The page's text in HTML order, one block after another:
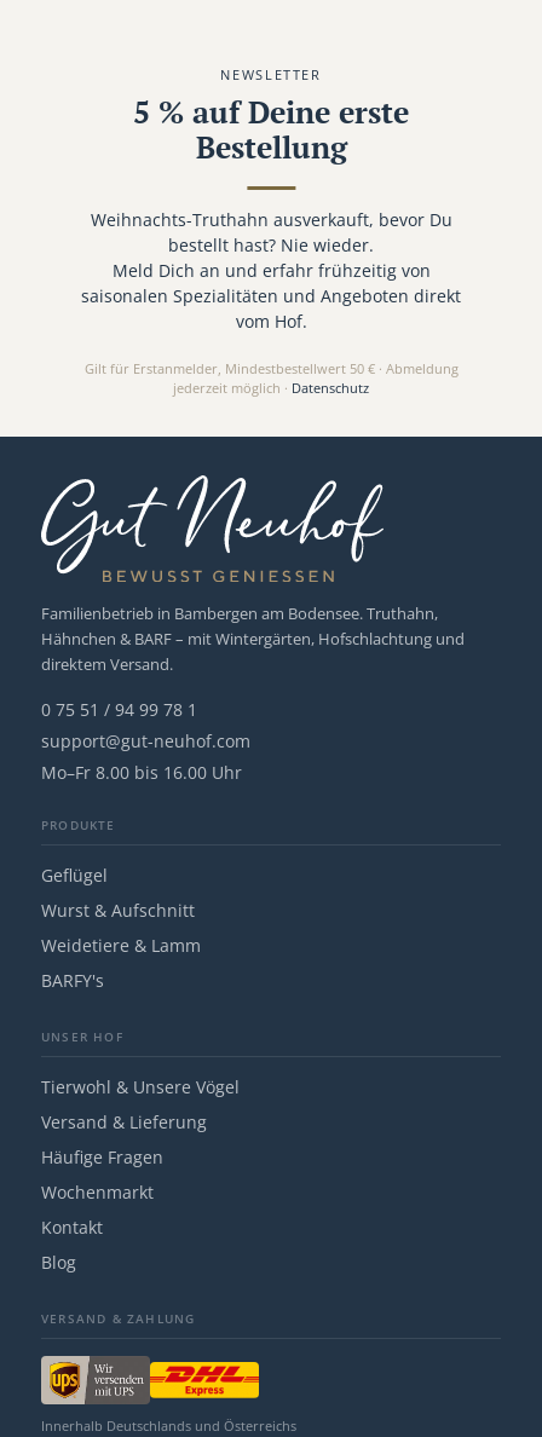
NEWSLETTER
5 % auf Deine erste
Bestellung
Weihnachts-Truthahn ausverkauft, bevor Du
bestellt hast? Nie wieder.
Meld Dich an und erfahr frühzeitig von
saisonalen Spezialitäten und Angeboten direkt
vom Hof.
Gilt für Erstanmelder, Mindestbestellwert 50 € · Abmeldung
jederzeit möglich · Datenschutz
Familienbetrieb in Bambergen am Bodensee. Truthahn,
Hähnchen & BARF – mit Wintergärten, Hofschlachtung und
direktem Versand.
0 75 51 / 94 99 78 1
support@gut-neuhof.com
Mo–Fr 8.00 bis 16.00 Uhr
PRODUKTE
Geflügel
Wurst & Aufschnitt
Weidetiere & Lamm
BARFY's
UNSER HOF
Tierwohl & Unsere Vögel
Versand & Lieferung
Häufige Fragen
Wochenmarkt
Kontakt
Blog
VERSAND & ZAHLUNG
Innerhalb Deutschlands und Österreichs